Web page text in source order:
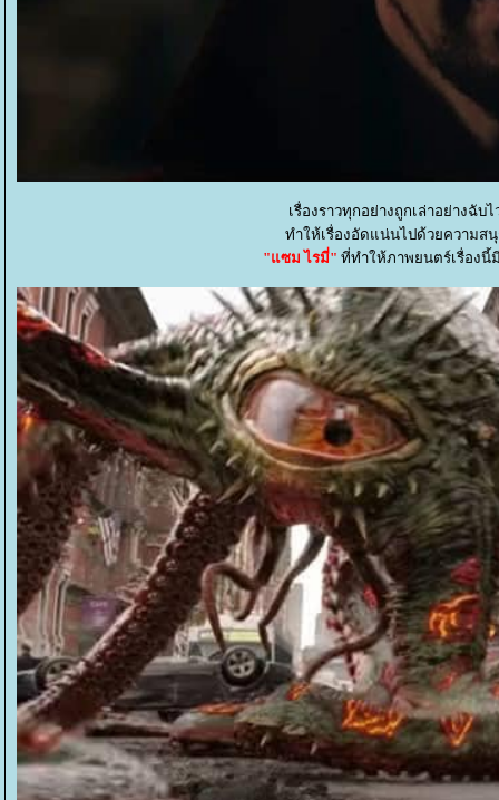
เรื่องราวทุกอย่างถูกเล่าอย่างฉั
ทำให้เรื่องอัดแน่นไปด้วยความส
"แซม ไรมี่" ที่ทำให้ภาพยนตร์เรื่องนี้